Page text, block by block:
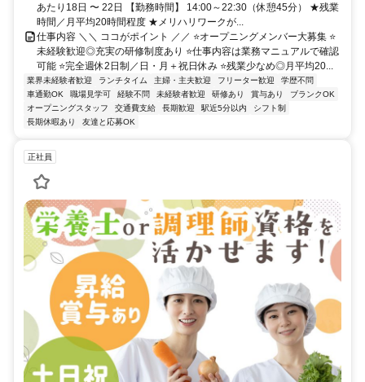
あたり18日 〜 22日 【勤務時間】 14:00～22:30（休憩45分） ★残業
時間／月平均20時間程度 ★メリハリワークが...
仕事内容 ＼＼ ココがポイント ／／ ⭐オープニングメンバー大募集 ⭐
未経験歓迎◎充実の研修制度あり ⭐仕事内容は業務マニュアルで確認
可能 ⭐完全週休2日制／日・月＋祝日休み ⭐残業少なめ◎月平均20...
業界未経験者歓迎 ランチタイム 主婦・主夫歓迎 フリーター歓迎
学歴不問
車通勤OK
職場見学可 経験不問 未経験者歓迎 研修あり 賞与あり
ブランクOK
オープニングスタッフ
交通費支給 長期歓迎 駅近5分以内
シフト制
長期休暇あり
友達と応募OK
正社員